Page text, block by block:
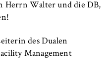
Herrn Walter und die DB,
des Dualen
Management